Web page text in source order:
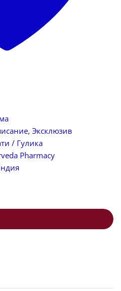
, Эксклюзив
/ Гулика
Pharmacy